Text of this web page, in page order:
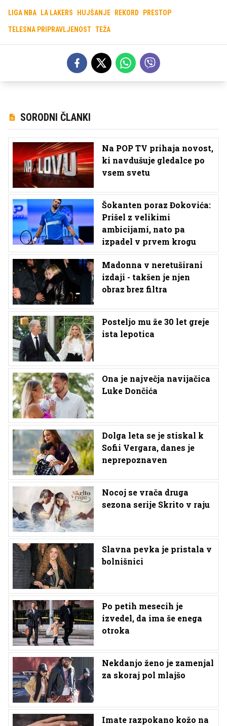
LIGA NBA LA LAKERS HUJŠANJE REKORD PRESTOP
TELESNA PRIPRAVLJENOST TEŽA
SORODNI ČLANKI
Na POP TV prihaja novost,
ki navdušuje gledalce po
vsem svetu
Šokanten poraz Đokovića:
Prišel z velikimi
ambicijami, nato pa
izpadel v prvem krogu
Madonna v neretuširani
izdaji - takšen je njen
obraz brez filtra
Posteljo mu že 30 let greje
ista lepotica
Ona je največja navijačica
Luke Dončića
Dolga leta se je stiskal k
Sofii Vergara, danes je
neprepoznaven
Nocoj se vrača druga
sezona serije Skrito v raju
Slavna pevka je pristala v
bolnišnici
Po petih mesecih je
izvedel, da ima še enega
otroka
Nekdanjo ženo je zamenjal
za skoraj pol mlajšo
Imate razpokano kožo na